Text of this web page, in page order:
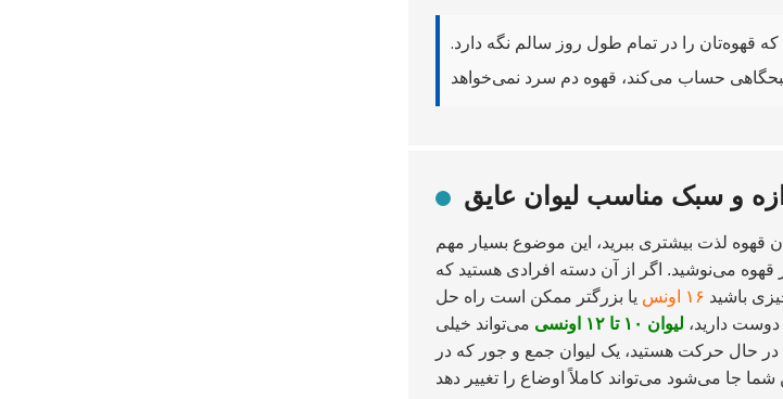
قهوه‌تان را در تمام طول روز سالم نگه دارد.
و سبک مناسب لیوان عایق
قهوه لذت بیشتری ببرید، این موضوع بسیار مهم
می‌نوشید. اگر از آن دسته افرادی هستید که
باشید ۱۶ اونس
یا بزرگتر ممکن است راه حل
دارید، لیوان ۱۰ تا ۱۲ اونسی
می‌تواند خیلی
در حال حرکت هستید، یک لیوان جمع و جور که در